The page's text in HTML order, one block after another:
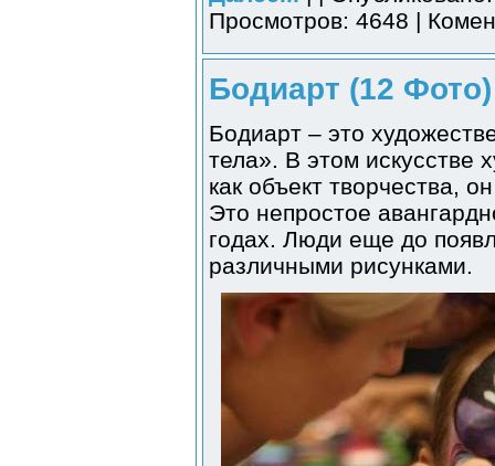
Просмотров: 4648 |
Бодиарт (12 Фото)
Бодиарт – это
тела». В этом искусстве
как объект творчества,
Это непростое
годах. Люди еще до
различными рисунками.